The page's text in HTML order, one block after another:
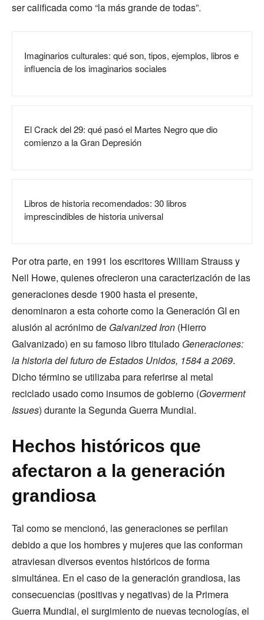
ser calificada como “la más grande de todas”.
Imaginarios culturales: qué son, tipos, ejemplos, libros e
influencia de los imaginarios sociales
El Crack del 29: qué pasó el Martes Negro que dio
comienzo a la Gran Depresión
Libros de historia recomendados: 30 libros
imprescindibles de historia universal
Por otra parte, en 1991 los escritores William Strauss y
Neil Howe, quienes ofrecieron una caracterización de las
generaciones desde 1900 hasta el presente,
denominaron a esta cohorte como la Generación GI en
alusión al acrónimo de Galvanized Iron (Hierro
Galvanizado) en su famoso libro titulado Generaciones:
la historia del futuro de Estados Unidos, 1584 a 2069.
Dicho término se utilizaba para referirse al metal
reciclado usado como insumos de gobierno (Goverment
Issues) durante la Segunda Guerra Mundial.
Hechos históricos que
afectaron a la generación
grandiosa
Tal como se mencionó, las generaciones se perfilan
debido a que los hombres y mujeres que las conforman
atraviesan diversos eventos históricos de forma
simultánea. En el caso de la generación grandiosa, las
consecuencias (positivas y negativas) de la Primera
Guerra Mundial, el surgimiento de nuevas tecnologías, el